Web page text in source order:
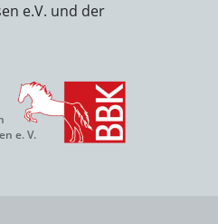
e.V. und der
e. V.